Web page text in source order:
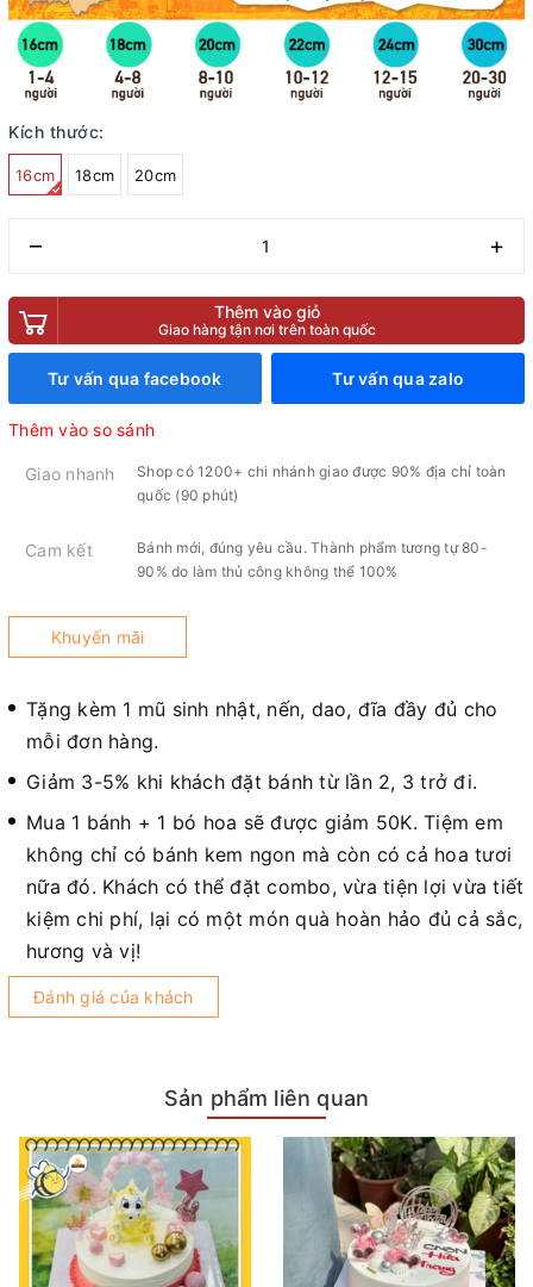
Kích thước:
16cm 18cm 20cm
– +
Thêm vào giỏ
Giao hàng tận nơi trên toàn quốc
Tư vấn qua facebook Tư vấn qua zalo
Thêm vào so sánh
Giao nhanh
Shop có 1200+ chi nhánh giao được 90% địa chỉ toàn
quốc (90 phút)
Cam kết
Bánh mới, đúng yêu cầu. Thành phẩm tương tự 80-
90% do làm thủ công không thể 100%
Khuyến mãi
Tặng kèm 1 mũ sinh nhật, nến, dao, đĩa đầy đủ cho
mỗi đơn hàng.
Giảm 3-5% khi khách đặt bánh từ lần 2, 3 trở đi.
Mua 1 bánh + 1 bó hoa sẽ được giảm 50K. Tiệm em
không chỉ có bánh kem ngon mà còn có cả hoa tươi
nữa đó. Khách có thể đặt combo, vừa tiện lợi vừa tiết
kiệm chi phí, lại có một món quà hoàn hảo đủ cả sắc,
hương và vị!
Đánh giá của khách
Sản phẩm liên quan